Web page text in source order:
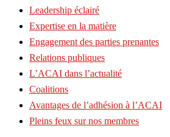
Leadership éclairé
Expertise en la matière
Engagement des parties prenantes
Relations publiques
L’ACAI dans l’actualité
Coalitions
Avantages de l’adhésion à l’ACAI
Pleins feux sur nos membres